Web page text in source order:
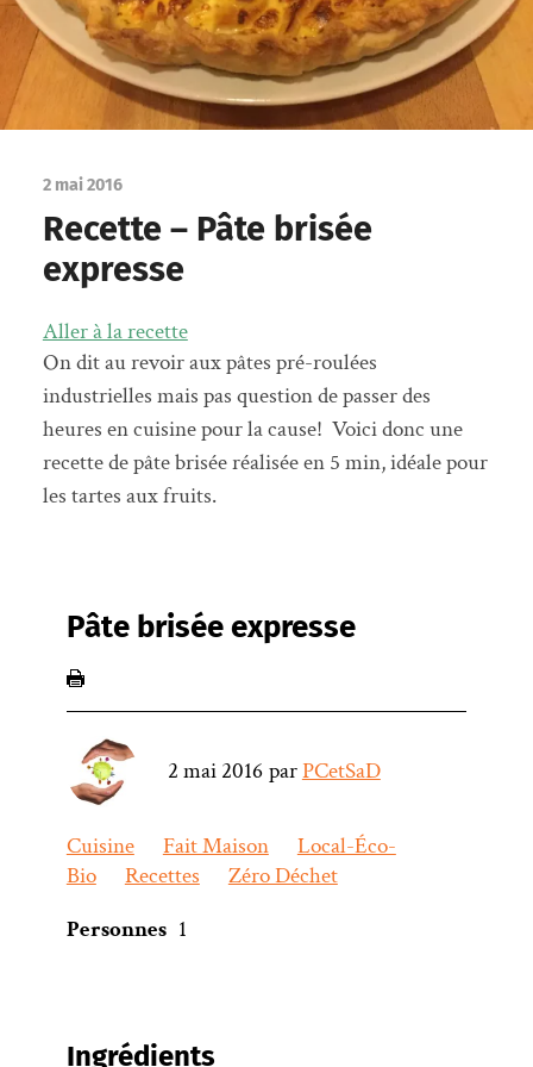
2 mai 2016
Recette – Pâte brisée
expresse
Aller à la recette
On dit au revoir aux pâtes pré-roulées
industrielles mais pas question de passer des
heures en cuisine pour la cause! Voici donc une
recette de pâte brisée réalisée en 5 min, idéale pour
les tartes aux fruits.
Pâte brisée expresse
2 mai 2016 parPCetSaD
Cuisine Fait Maison
Local-Éco-
Bio
Recettes
Zéro Déchet
Personnes 1
Ingrédients